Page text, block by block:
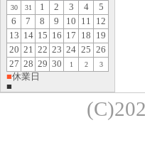
30 31 1 2 3 4
5
6
7 8 9 10 11
12
13 14 15 16 17 18 19
20 21 22 23 24 25 26
27 28 29 30 1 2 3
■休業日
■